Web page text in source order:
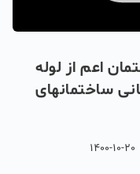
اعم از لوله
ساختمانهای
1400-10-20